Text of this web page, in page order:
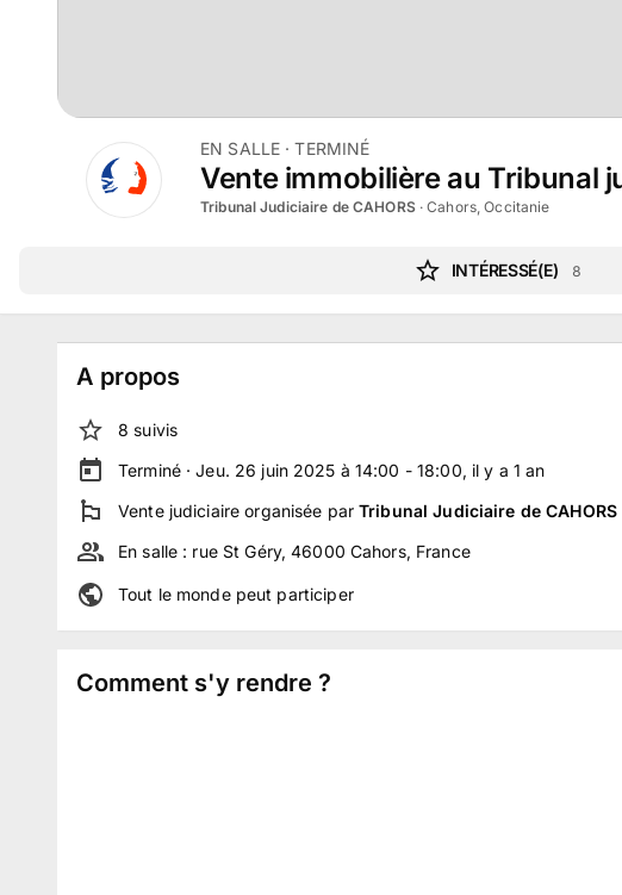
EN SALLE · TERMINÉ
Vente immobilière au Tribunal
Tribunal Judiciaire de CAHORS·Cahors, Occitanie
INTÉRESSÉ(E) 8
A propos
8 suivis
Terminé ·Jeu. 26 juin 2025 à 14:00 - 18:00, il y a 1 an
Vente judiciaire organisée parTribunal Judiciaire de CAHORS
En salle : rue St Géry, 46000 Cahors, France
Tout le monde peut participer
Comment s'y rendre ?